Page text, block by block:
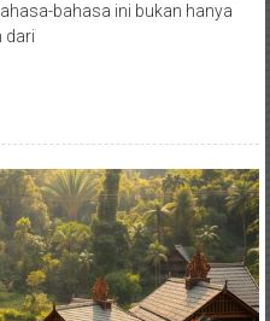
bahasa ini bukan hanya
dari